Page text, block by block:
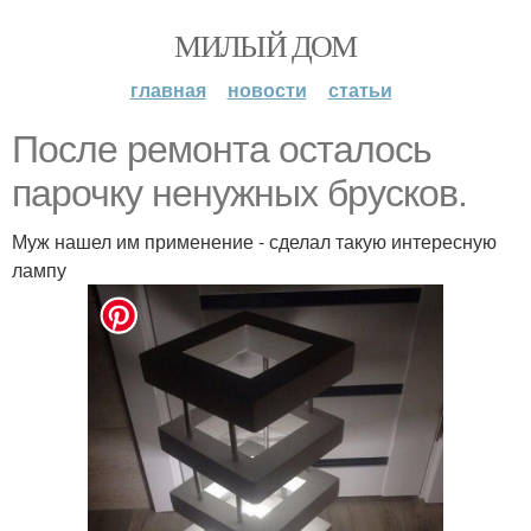
МИЛЫЙ ДОМ
главная новости статьи
После ремонта осталось
парочку ненужных брусков.
Муж нашел им применение - сделал такую интересную
лампу